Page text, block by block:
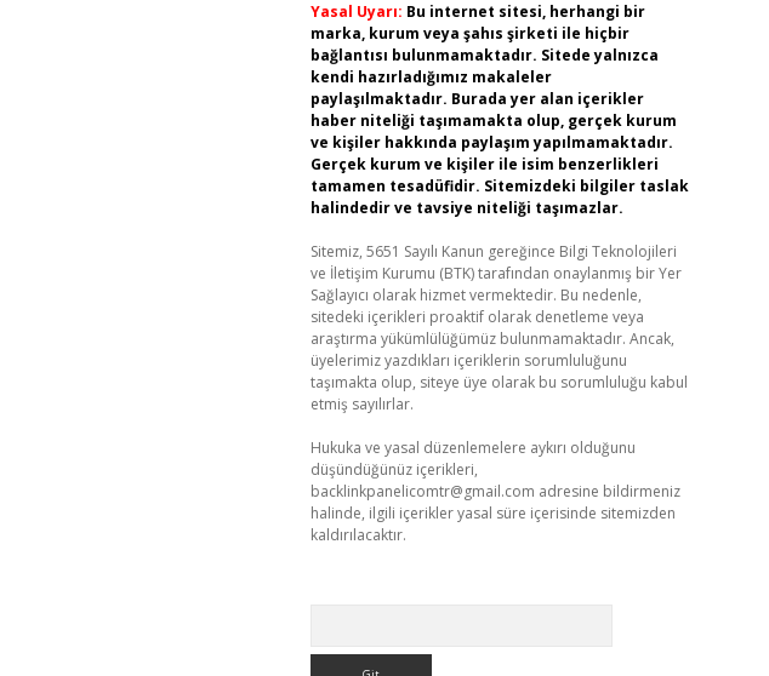
Yasal Uyarı: Bu internet sitesi, herhangi bir
marka, kurum veya şahıs şirketi ile hiçbir
bağlantısı bulunmamaktadır. Sitede yalnızca
kendi hazırladığımız makaleler
paylaşılmaktadır. Burada yer alan içerikler
haber niteliği taşımamakta olup, gerçek kurum
ve kişiler hakkında paylaşım yapılmamaktadır.
Gerçek kurum ve kişiler ile isim benzerlikleri
tamamen tesadüfidir. Sitemizdeki bilgiler taslak
halindedir ve tavsiye niteliği taşımazlar.
Sitemiz, 5651 Sayılı Kanun gereğince Bilgi Teknolojileri
ve İletişim Kurumu (BTK) tarafından onaylanmış bir Yer
Sağlayıcı olarak hizmet vermektedir. Bu nedenle,
sitedeki içerikleri proaktif olarak denetleme veya
araştırma yükümlülüğümüz bulunmamaktadır. Ancak,
üyelerimiz yazdıkları içeriklerin sorumluluğunu
taşımakta olup, siteye üye olarak bu sorumluluğu kabul
etmiş sayılırlar.
Hukuka ve yasal düzenlemelere aykırı olduğunu
düşündüğünüz içerikleri,
backlinkpanelicomtr@gmail.com adresine bildirmeniz
halinde, ilgili içerikler yasal süre içerisinde sitemizden
kaldırılacaktır.